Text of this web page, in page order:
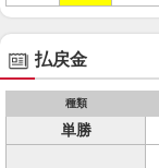
払戻金
種類
単勝